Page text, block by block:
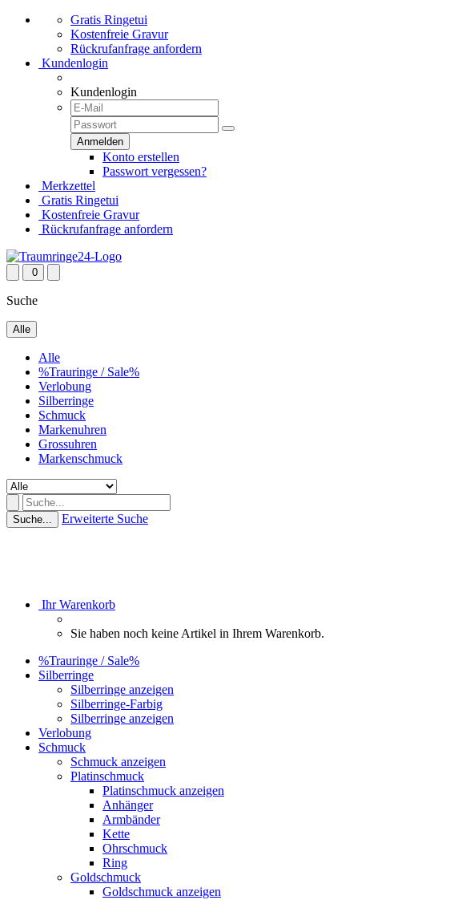
Gratis Ringetui
Kostenfreie Gravur
Rückrufanfrage anfordern
Kundenlogin
Kundenlogin
Konto erstellen
Passwort vergessen?
Merkzettel
Gratis Ringetui
Kostenfreie Gravur
Rückrufanfrage anfordern
0
Suche
Alle
Alle
%Trauringe / Sale%
Verlobung
Silberringe
Schmuck
Markenuhren
Grossuhren
Markenschmuck
Suche... Erweiterte Suche
Ihr Warenkorb
Sie haben noch keine Artikel in Ihrem Warenkorb.
%Trauringe / Sale%
Silberringe
Silberringe anzeigen
Silberringe-Farbig
Silberringe anzeigen
Verlobung
Schmuck
Schmuck anzeigen
Platinschmuck
Platinschmuck anzeigen
Anhänger
Armbänder
Kette
Ohrschmuck
Ring
Goldschmuck
Goldschmuck anzeigen